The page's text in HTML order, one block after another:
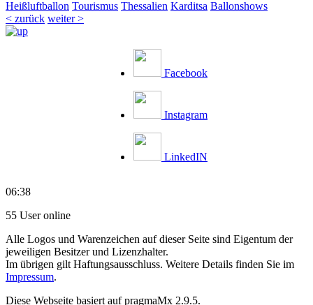
Heißluftballon Tourismus Thessalien Karditsa Ballonshows
< zurück weiter >
Facebook
Instagram
LinkedIN
06:38
55 User online
Alle Logos und Warenzeichen auf dieser Seite sind Eigentum der
jeweiligen Besitzer und Lizenzhalter.
Im übrigen gilt Haftungsausschluss. Weitere Details finden Sie im
Impressum.
Diese Webseite basiert auf pragmaMx 2.9.5.